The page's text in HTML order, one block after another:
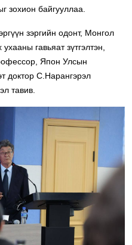
зохион байгууллаа.
зэргийн одонт, Монгол
гавьяат зүтгэлтэн,
Япон Улсын
доктор С.Нарангэрэл
тавив.